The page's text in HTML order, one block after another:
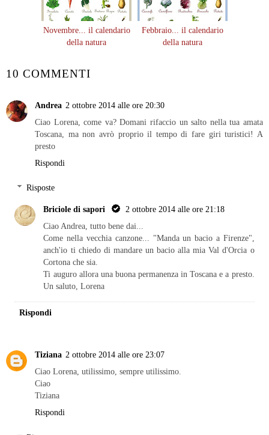
Novembre... il calendario
della natura
Febbraio... il calendario
della natura
10 COMMENTI
Andrea 2 ottobre 2014 alle ore 20:30
Ciao Lorena, come va? Domani rifaccio un salto nella tua amata
Toscana, ma non avrò proprio il tempo di fare giri turistici! A
presto
Rispondi
Risposte
Briciole di sapori
2 ottobre 2014 alle ore 21:18
Ciao Andrea, tutto bene dai...
Come nella vecchia canzone... "Manda un bacio a Firenze",
anch'io ti chiedo di mandare un bacio alla mia Val d'Orcia o
Cortona che sia.
Ti auguro allora una buona permanenza in Toscana e a presto.
Un saluto, Lorena
Rispondi
Tiziana 2 ottobre 2014 alle ore 23:07
Ciao Lorena, utilissimo, sempre utilissimo.
Ciao
Tiziana
Rispondi